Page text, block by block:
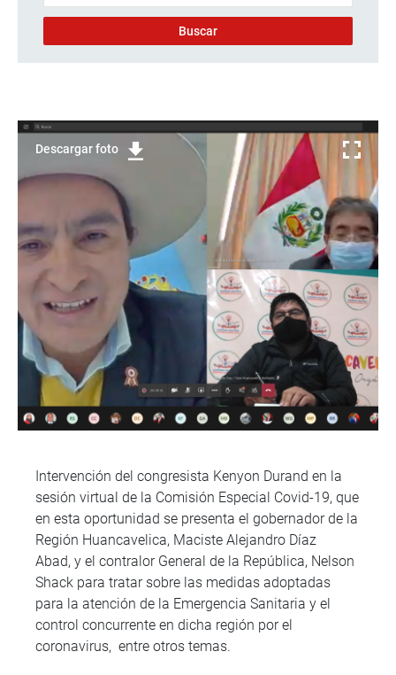
Descargar foto
Intervención del congresista Kenyon Durand en la
sesión virtual de la Comisión Especial Covid-19, que
en esta oportunidad se presenta el gobernador de la
Región Huancavelica, Maciste Alejandro Díaz
Abad, y el contralor General de la República, Nelson
Shack para tratar sobre las medidas adoptadas
para la atención de la Emergencia Sanitaria y el
control concurrente en dicha región por el
coronavirus, entre otros temas.